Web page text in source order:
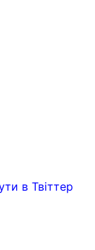
в Твіттер